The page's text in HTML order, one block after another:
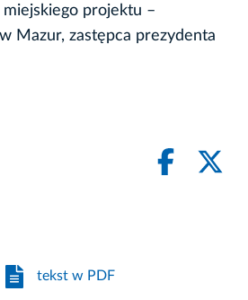
projektu –
Mazur, zastępca prezydenta
tekst w PDF